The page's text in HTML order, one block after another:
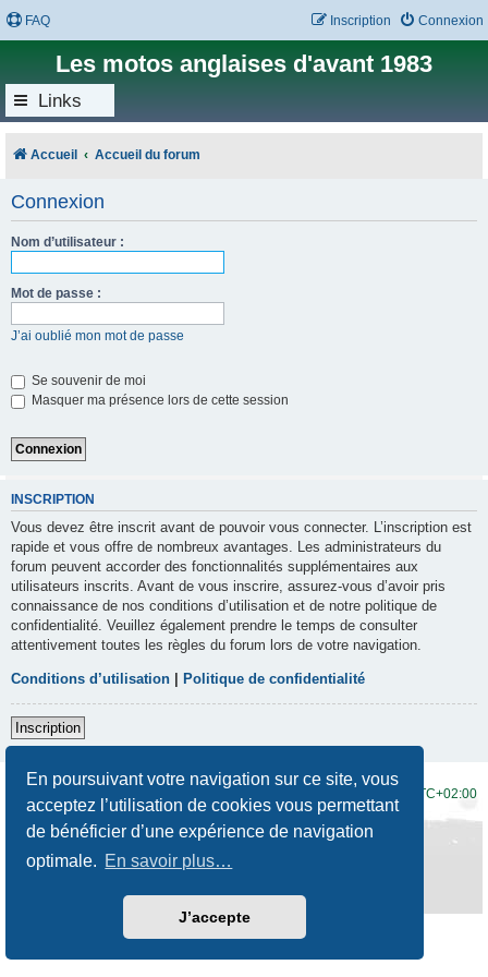
En poursuivant votre navigation sur ce site, vous
acceptez l’utilisation de cookies vous permettant
de bénéficier d’une expérience de navigation
optimale. En savoir plus…
J’accepte
FAQ Connexion
Inscription
Les motos anglaises d'avant 1983
Links
Accueil Accueil du forum
Connexion
Nom d’utilisateur :
Mot de passe :
J’ai oublié mon mot de passe
Se souvenir de moi
Masquer ma présence lors de cette session
INSCRIPTION
Vous devez être inscrit avant de pouvoir vous connecter. L’inscription est
rapide et vous offre de nombreux avantages. Les administrateurs du
forum peuvent accorder des fonctionnalités supplémentaires aux
utilisateurs inscrits. Avant de vous inscrire, assurez-vous d’avoir pris
connaissance de nos conditions d’utilisation et de notre politique de
confidentialité. Veuillez également prendre le temps de consulter
attentivement toutes les règles du forum lors de votre navigation.
Conditions d’utilisation Politique de confidentialité
Inscription
UTC+02:00
Développé par phpBB® Forum Software © phpBB Limited
Traduction française officielle
Prosilver New Edition
Confidentialité|Conditions